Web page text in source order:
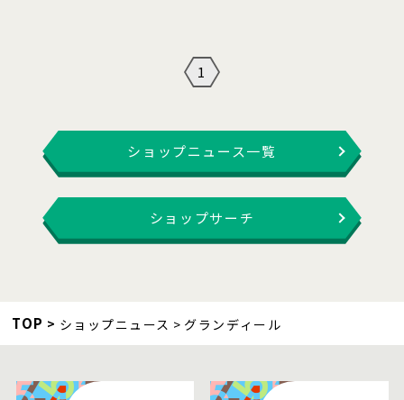
1
ショップニュース一覧
ショップサーチ
TOP ショップニュース グランディール